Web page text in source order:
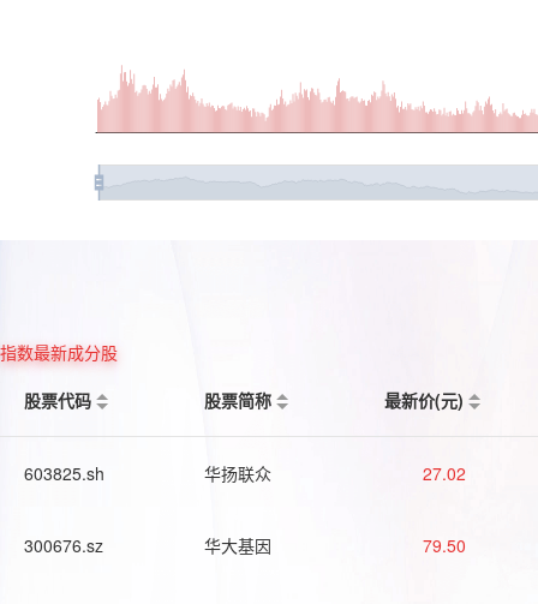
指数最新成分股
股票代码
股票简称 最新价(元)
603825.sh 华扬联众 27.02
300676.sz 华大基因 79.50